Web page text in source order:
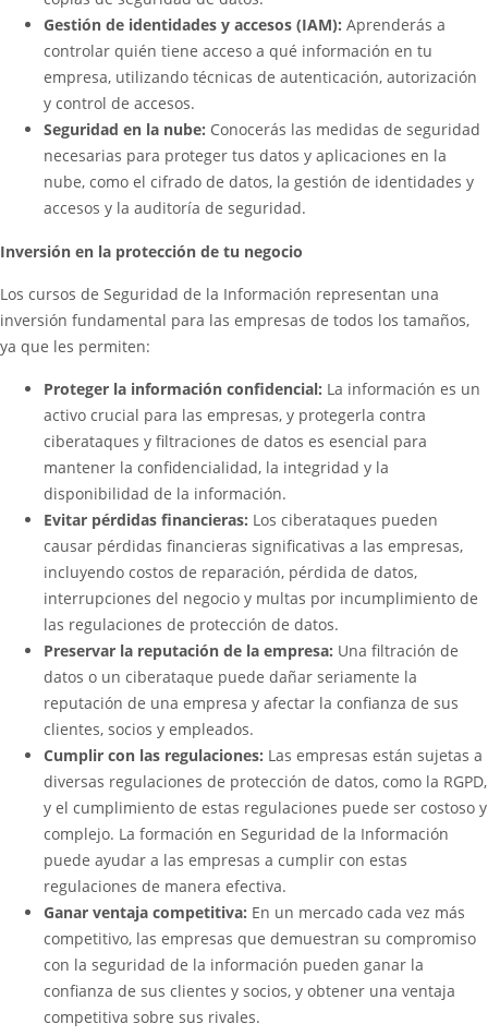
Gestión de identidades y accesos (IAM): Aprenderás a
controlar quién tiene acceso a qué información en tu
empresa, utilizando técnicas de autenticación, autorización
y control de accesos.
Seguridad en la nube: Conocerás las medidas de seguridad
necesarias para proteger tus datos y aplicaciones en la
nube, como el cifrado de datos, la gestión de identidades y
accesos y la auditoría de seguridad.
Inversión en la protección de tu negocio
Los cursos de Seguridad de la Información representan una
inversión fundamental para las empresas de todos los tamaños,
ya que les permiten:
Proteger la información confidencial: La información es un
activo crucial para las empresas, y protegerla contra
ciberataques y filtraciones de datos es esencial para
mantener la confidencialidad, la integridad y la
disponibilidad de la información.
Evitar pérdidas financieras: Los ciberataques pueden
causar pérdidas financieras significativas a las empresas,
incluyendo costos de reparación, pérdida de datos,
interrupciones del negocio y multas por incumplimiento de
las regulaciones de protección de datos.
Preservar la reputación de la empresa: Una filtración de
datos o un ciberataque puede dañar seriamente la
reputación de una empresa y afectar la confianza de sus
clientes, socios y empleados.
Cumplir con las regulaciones: Las empresas están sujetas a
diversas regulaciones de protección de datos, como la RGPD,
y el cumplimiento de estas regulaciones puede ser costoso y
complejo. La formación en Seguridad de la Información
puede ayudar a las empresas a cumplir con estas
regulaciones de manera efectiva.
Ganar ventaja competitiva: En un mercado cada vez más
competitivo, las empresas que demuestran su compromiso
con la seguridad de la información pueden ganar la
confianza de sus clientes y socios, y obtener una ventaja
competitiva sobre sus rivales.